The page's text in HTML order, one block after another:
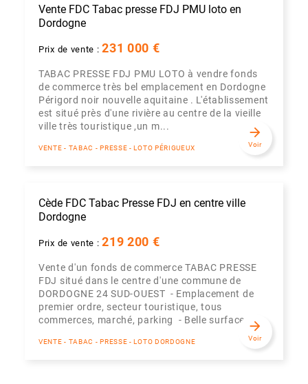
Vente FDC Tabac presse FDJ PMU loto en
Dordogne
Prix de vente :231 000 €
TABAC PRESSE FDJ PMU LOTO à vendre fonds
de commerce très bel emplacement en Dordogne
Périgord noir nouvelle aquitaine . L'établissement
est situé près d'une rivière au centre de la vieille
ville très touristique ,un m...
VENTE - TABAC - PRESSE - LOTO PÉRIGUEUX
arrow_forward
Voir
Cède FDC Tabac Presse FDJ en centre ville
Dordogne
Prix de vente :219 200 €
Vente d'un fonds de commerce TABAC PRESSE
FDJ situé dans le centre d'une commune de
DORDOGNE 24 SUD-OUEST - Emplacement de
premier ordre, secteur touristique, tous
commerces, marché, parking - Belle surface...
VENTE - TABAC - PRESSE - LOTO DORDOGNE
arrow_forward
Voir